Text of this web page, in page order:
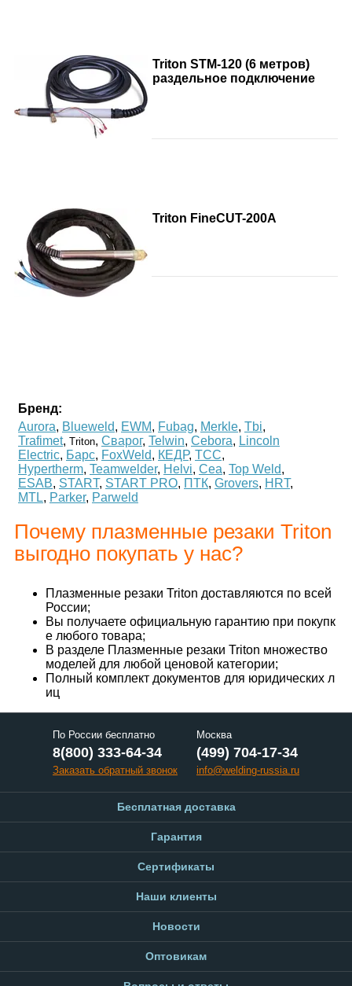
Triton STM-120 (6 метров)
раздельное подключение
Triton FineCUT-200A
Бренд:
Aurora, Blueweld, EWM, Fubag, Merkle, Tbi,
Trafimet, Triton, Сварог, Telwin, Cebora, Lincoln
Electric, Барс, FoxWeld, КЕДР, ТСС,
Hypertherm, Teamwelder, Helvi, Cea, Top Weld,
ESAB, START, START PRO, ПТК, Grovers, HRT,
MTL, Parker, Parweld
Почему плазменные резаки Triton
выгодно покупать у нас?
Плазменные резаки Triton доставляются по всей
России;
Вы получаете официальную гарантию при покупк
е любого товара;
В разделе Плазменные резаки Triton множество
моделей для любой ценовой категории;
Полный комплект документов для юридических л
иц
По России бесплатно
8(800) 333-64-34
Заказать обратный звонок
Москва
(499) 704-17-34
info@welding-russia.ru
Бесплатная доставка
Гарантия
Сертификаты
Наши клиенты
Новости
Оптовикам